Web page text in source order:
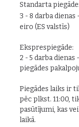
Standarta piegāde:
3 - 8 darba dienas
eiro (ES valstīs)
Eksprespiegāde:
2 - 5 darba dienas -
piegādes
Piegādes laiks ir
pēc plkst. 11:00,
pasūtījumi, kas
laikā.